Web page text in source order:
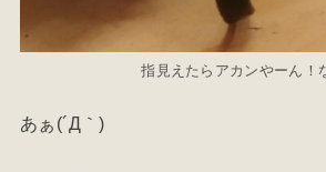
指見えたらアカンやーん！
あぁ(´Д｀)